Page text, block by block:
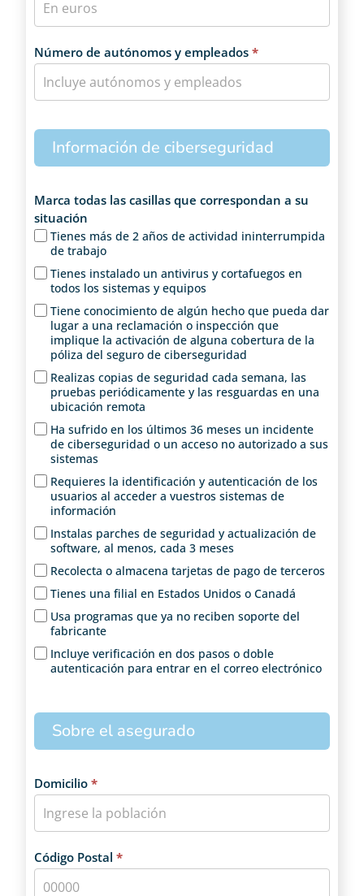
Número de autónomos y empleados *
Información de ciberseguridad
Marca todas las casillas que correspondan a su
situación
Tienes más de 2 años de actividad ininterrumpida
de trabajo
Tienes instalado un antivirus y cortafuegos en
todos los sistemas y equipos
Tiene conocimiento de algún hecho que pueda dar
lugar a una reclamación o inspección que
implique la activación de alguna cobertura de la
póliza del seguro de ciberseguridad
Realizas copias de seguridad cada semana, las
pruebas periódicamente y las resguardas en una
ubicación remota
Ha sufrido en los últimos 36 meses un incidente
de ciberseguridad o un acceso no autorizado a sus
sistemas
Requieres la identificación y autenticación de los
usuarios al acceder a vuestros sistemas de
información
Instalas parches de seguridad y actualización de
software, al menos, cada 3 meses
Recolecta o almacena tarjetas de pago de terceros
Tienes una filial en Estados Unidos o Canadá
Usa programas que ya no reciben soporte del
fabricante
Incluye verificación en dos pasos o doble
autenticación para entrar en el correo electrónico
Sobre el asegurado
Domicilio *
Código Postal *